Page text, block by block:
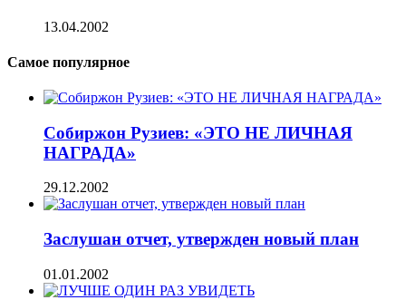
13.04.2002
Самое популярное
Собиржон Рузиев: «ЭТО НЕ ЛИЧНАЯ
НАГРАДА»
29.12.2002
Заслушан отчет, утвержден новый план
01.01.2002